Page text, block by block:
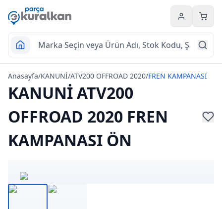
Hesabım
Anasayfa/KANUNİ/ATV200 OFFROAD 2020/FREN KAMPANASI
KANUNİ ATV200
OFFROAD 2020 FREN
KAMPANASI ÖN